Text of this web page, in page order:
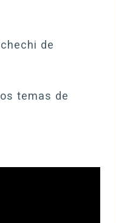
de
temas de